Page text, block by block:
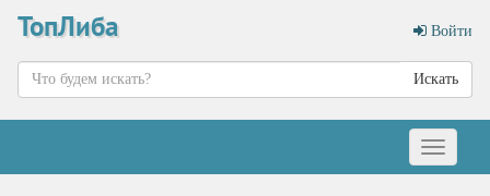
ТопЛиба Войти
Искать
Меню